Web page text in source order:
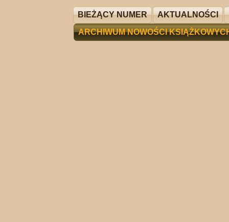
BIEŻĄCY NUMER AKTUALNOŚCI
ARCHIWUM NOWOŚCI